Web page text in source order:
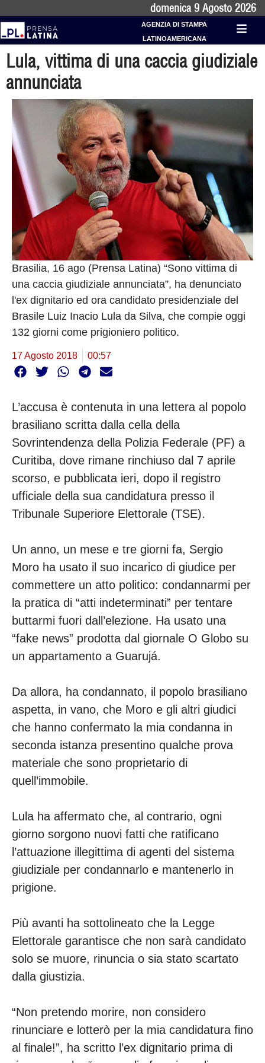
domenica 9 Agosto 2026
AGENZIA DI STAMPA
LATINOAMERICANA
Lula, vittima di una caccia giudiziale
annunciata
Brasilia, 16 ago (Prensa Latina) “Sono vittima di
una caccia giudiziale annunciata”, ha denunciato
l'ex dignitario ed ora candidato presidenziale del
Brasile Luiz Inacio Lula da Silva, che compie oggi
132 giorni come prigioniero politico.
17 Agosto 2018 00:57
L’accusa è contenuta in una lettera al popolo
brasiliano scritta dalla cella della
Sovrintendenza della Polizia Federale (PF) a
Curitiba, dove rimane rinchiuso dal 7 aprile
scorso, e pubblicata ieri, dopo il registro
ufficiale della sua candidatura presso il
Tribunale Superiore Elettorale (TSE).
Un anno, un mese e tre giorni fa, Sergio
Moro ha usato il suo incarico di giudice per
commettere un atto politico: condannarmi per
la pratica di “atti indeterminati” per tentare
buttarmi fuori dall’elezione. Ha usato una
“fake news” prodotta dal giornale O Globo su
un appartamento a Guarujá.
Da allora, ha condannato, il popolo brasiliano
aspetta, in vano, che Moro e gli altri giudici
che hanno confermato la mia condanna in
seconda istanza presentino qualche prova
materiale che sono proprietario di
quell’immobile.
Lula ha affermato che, al contrario, ogni
giorno sorgono nuovi fatti che ratificano
l’attuazione illegittima di agenti del sistema
giudiziale per condannarlo e mantenerlo in
prigione.
Più avanti ha sottolineato che la Legge
Elettorale garantisce che non sarà candidato
solo se muore, rinuncia o sia stato scartato
dalla giustizia.
“Non pretendo morire, non considero
rinunciare e lotterò per la mia candidatura fino
al finale!”, ha scritto l’ex dignitario prima di